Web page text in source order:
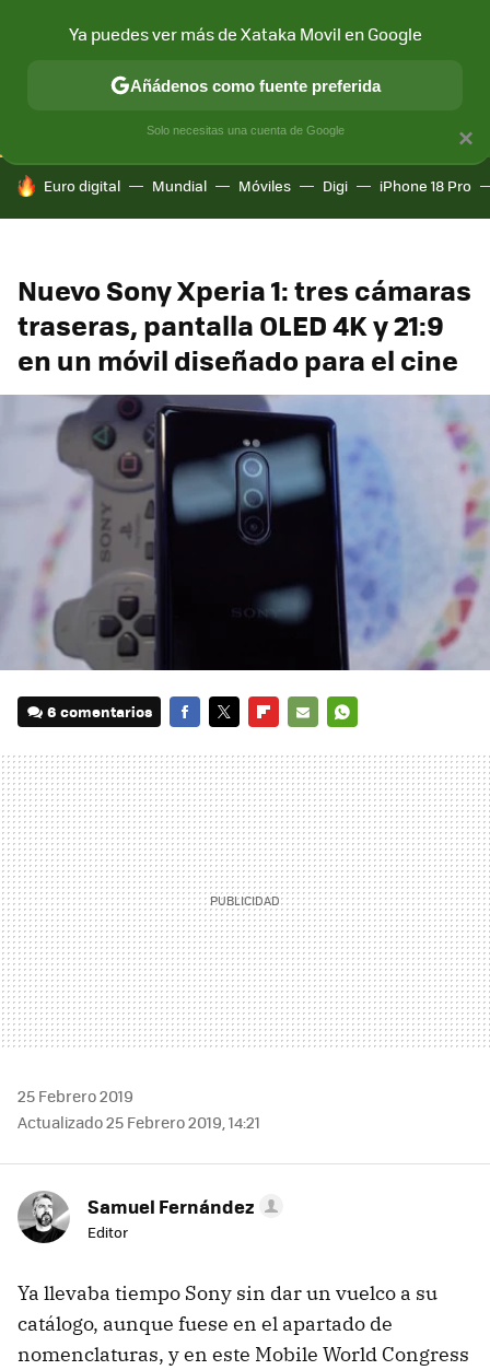
CONECTIVIDAD MÓVIL Y SOCIEDAD APLICACIONES
HOY SE HABLA DE
Euro digital Mundial Móviles Digi iPhone 18 Pro
Nuevo Sony Xperia 1: tres cámaras
traseras, pantalla OLED 4K y 21:9
en un móvil diseñado para el cine
6 comentarios
MAIL
25 Febrero 2019
Actualizado 25 Febrero 2019, 14:21
Samuel Fernández
Editor
Ya llevaba tiempo Sony sin dar un vuelco a su
catálogo, aunque fuese en el apartado de
nomenclaturas, y en este Mobile World Congress
×
Ya puedes ver más de Xataka Movil en Google
Añádenos como fuente preferida
Solo necesitas una cuenta de Google